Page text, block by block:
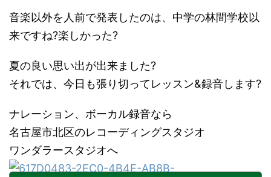
音楽以外を人前で発表したのは、中学の林間学校以
来ですね?楽しかった?
夏の良い思い出が出来ました?
それでは、今日も張り切ってレッスン&録音します?
ナレーション、ボーカル録音なら
名古屋市北区のレコーディングスタジオ
ワンダラースタジオへ